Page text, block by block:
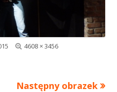
Pełny
4608 × 3456
Następny obrazek